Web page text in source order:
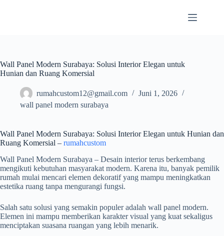
Wall Panel Modern Surabaya: Solusi Interior Elegan untuk
Hunian dan Ruang Komersial
rumahcustom12@gmail.com
Juni 1, 2026
wall panel modern surabaya
Wall Panel Modern Surabaya: Solusi Interior Elegan untuk Hunian dan
Ruang Komersial – rumahcustom
Wall Panel Modern Surabaya – Desain interior terus berkembang
mengikuti kebutuhan masyarakat modern. Karena itu, banyak pemilik
rumah mulai mencari elemen dekoratif yang mampu meningkatkan
estetika ruang tanpa mengurangi fungsi.
Salah satu solusi yang semakin populer adalah wall panel modern.
Elemen ini mampu memberikan karakter visual yang kuat sekaligus
menciptakan suasana ruangan yang lebih menarik.